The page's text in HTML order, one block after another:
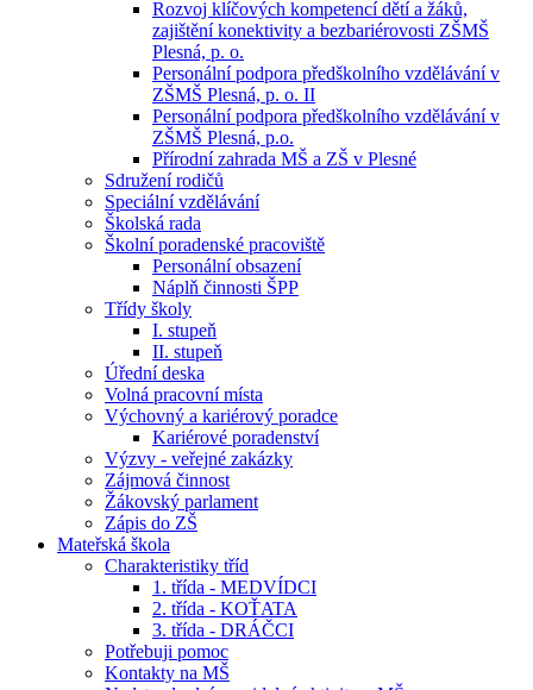
Rozvoj klíčových kompetencí dětí a žáků,
zajištění konektivity a bezbariérovosti ZŠMŠ
Plesná, p. o.
Personální podpora předškolního vzdělávání v
ZŠMŠ Plesná, p. o. II
Personální podpora předškolního vzdělávání v
ZŠMŠ Plesná, p.o.
Přírodní zahrada MŠ a ZŠ v Plesné
Sdružení rodičů
Speciální vzdělávání
Školská rada
Školní poradenské pracoviště
Personální obsazení
Náplň činnosti ŠPP
Třídy školy
I. stupeň
II. stupeň
Úřední deska
Volná pracovní místa
Výchovný a kariérový poradce
Kariérové poradenství
Výzvy - veřejné zakázky
Zájmová činnost
Žákovský parlament
Zápis do ZŠ
Mateřská škola
Charakteristiky tříd
1. třída - MEDVÍDCI
2. třída - KOŤATA
3. třída - DRÁČCI
Potřebuji pomoc
Kontakty na MŠ